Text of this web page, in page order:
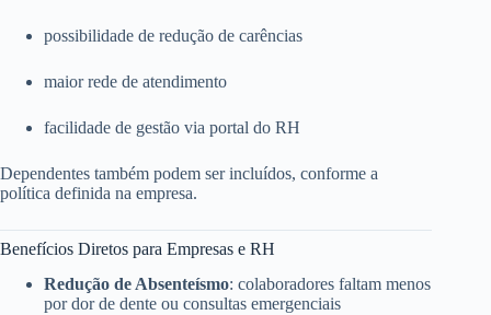
possibilidade de redução de carências
maior rede de atendimento
facilidade de gestão via portal do RH
Dependentes também podem ser incluídos, conforme a
política definida na empresa.
Benefícios Diretos para Empresas e RH
Redução de Absenteísmo: colaboradores faltam menos
por dor de dente ou consultas emergenciais